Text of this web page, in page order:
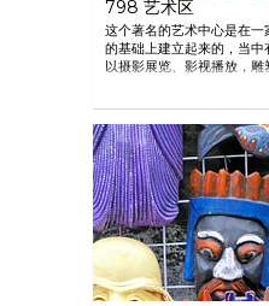
798 艺术区
这个著名的艺术中心是在
的基础上建立起来的，当
以摄影展览、影视播放，雕
展览品定期转换。餐厅和